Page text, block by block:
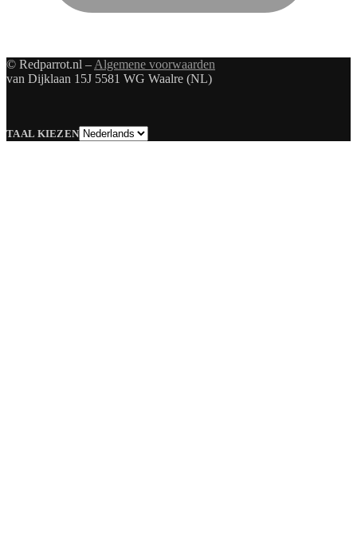
© Redparrot.nl – Algemene voorwaarden
van Dijklaan 15J 5581 WG Waalre (NL)
TAAL KIEZENTaal